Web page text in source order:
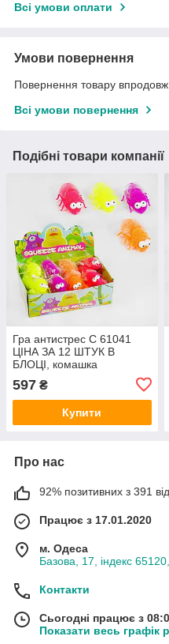
Всі умови оплати
Умови повернення
Повернення товару
Всі умови повернення
Подібні товари компанії
Гра антистрес C 61041
ЦІНА ЗА 12 ШТУК В
БЛОЦІ, комашка
597 ₴
Купити
Про нас
92% позитивних з 391
Працює з 17.01.2020
м. Одеса
Базова, 17, індекс
Контакти
Сьогодні працює з
Показати весь графік